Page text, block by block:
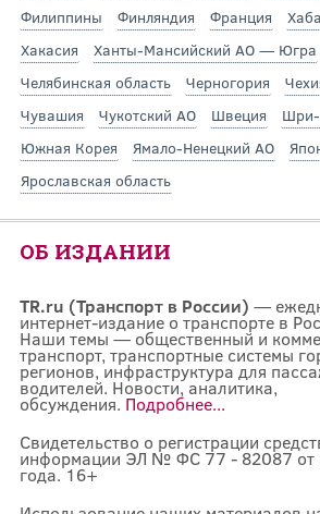
Филиппины
Финляндия Франция
Хакасия
Ханты-Мансийский АО — Югра
Челябинская область
Черногория
Чувашия
Чукотский АО Швеция
Южная Корея
Ямало-Ненецкий АО
Ярославская область
ОБ ИЗДАНИИ
TR.ru (Транспорт в России) —
интернет-издание о транспорте в
Наши темы — общественный и
транспорт, транспортные системы
регионов, инфраструктура для
водителей. Новости, аналитика,
обсуждения. Подробнее...
Свидетельство о регистрации
информации ЭЛ № ФС 77 - 82087 от
года. 16+